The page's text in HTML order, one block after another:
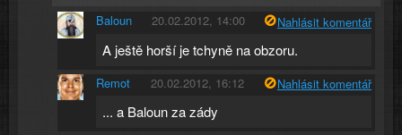
Baloun 20.02.2012, 14:00 Nahlásit komentář
A ještě horší je tchyně na obzoru.
Remot 20.02.2012, 16:12 Nahlásit komentář
... a Baloun za zády